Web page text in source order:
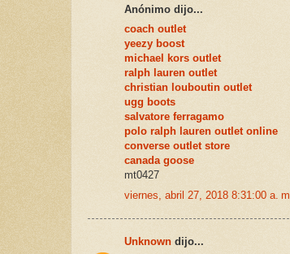
Anónimo dijo...
coach outlet
yeezy boost
michael kors outlet
ralph lauren outlet
christian louboutin outlet
ugg boots
salvatore ferragamo
polo ralph lauren outlet online
converse outlet store
canada goose
mt0427
viernes, abril 27, 2018 8:31:00 a. m.
Unknown dijo...